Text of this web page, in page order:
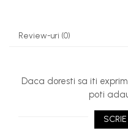
Review-uri (0)
Daca doresti sa iti
poti